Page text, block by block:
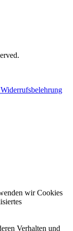
wir Cookies
Verhalten und